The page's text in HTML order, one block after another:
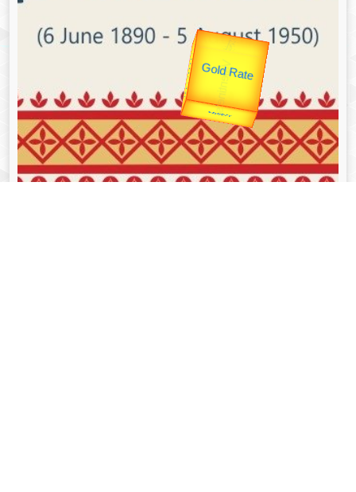
उप प्रधानमंत्री
Valentine's
उपराष्ट्रपति
यात्रा
Gold Rate unTV Special